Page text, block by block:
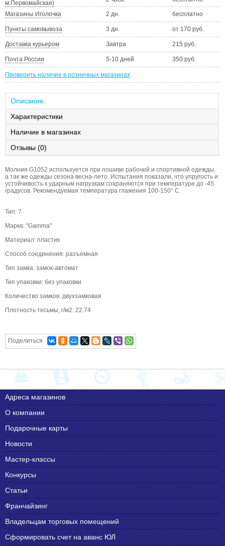
м.Первомайская)
Магазины Иголочка 2 дн. бесплатно
Пункты самовывоза 3 дн. от 170 руб.
Доставка курьером Завтра 215 руб.
Почта России 5-10 дней 350 руб.
Проверить наличие в розничных магазинах
Описание
Характеристики
Наличие в магазинах
Отзывы (0)
Молния G1052 используется при пошиве рабочей и спортивной одежды,
а так же одежды сезона весна-лето. Испытания показали, что упругость и
устойчивость к ударным нагрузкам сохраняются при температуре до -45
градусов. Рекомендуемая температура глажения 100-150° С.
Тип: 7
Марка: "Gamma"
Материал: пластик
Способ соединения: разъемная
Тип замка: замок-автомат
Тип упаковки: без упаковки
Количество замков: двухзамковая
Плотность тесьмы, г/м2: 22.74
Поделиться
Адреса магазинов
О компании
Подарочные карты
Новости
Мастер-классы
Конкурсы
Статьи
Франчайзинг
Владельцам торговых помещений
Сформировать счет на аванс ЮЛ